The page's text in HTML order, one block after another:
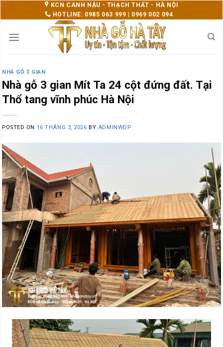
to
KCN CANH NẬU - THẠCH THẤT - HÀ NỘI
HOTLINE: 0985 063 999 | 0969 002 094
NHÀ GỖ 3 GIAN
Nhà gỗ 3 gian Mít Ta 24 cột đứng đất. Tại
Thổ tang vĩnh phúc Hà Nội
POSTED ON 16 THÁNG 3, 2026 BY ADMINWDP